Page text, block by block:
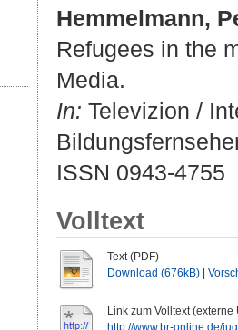
Hemmelmann,
Refugees in the
Media.
In: Televizion /
ISSN 0943-4755
Volltext
Text (PDF)
Download (676kB)
Link zum Volltext (externe
http://www.br-online.de/